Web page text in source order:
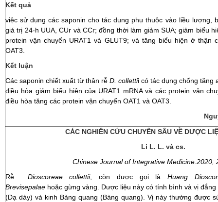
Kết quả
việc sử dụng các saponin cho tác dụng phụ thuộc vào liều lượng,
giá trị 24-h UUA, CUr và CCr; đồng thời làm giảm SUA; giảm biểu
protein vận chuyển URAT1 và GLUT9; và tăng biểu hiện ở thận
OAT3.
Kết luận
Các saponin chiết xuất từ ​​thân rễ D. collettii có tác dụng chống tăng
điều hòa giảm biểu hiện của URAT1 mRNA và các protein vận
điều hòa tăng các protein vận chuyển OAT1 và OAT3.
CÁC NGHIÊN CỨU CHUYÊN SÂU VỀ DƯỢC
Li L. L. và cs.
Chinese Journal of Integrative Medicine.2020;
Rễ Dioscoreae collettii, còn được gọi là Huang
Brevisepalae hoặc gừng vàng. Dược liệu này có tính bình và vị
(Dạ dày) và kinh Bàng quang (Bàng quang). Vị này thường được